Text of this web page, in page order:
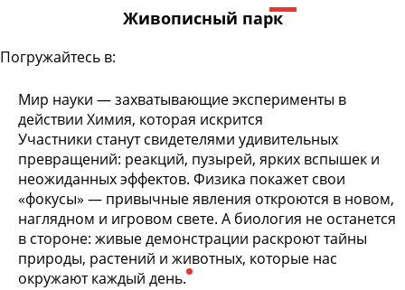
Живописный парк
Погружайтесь в:
Мир науки — захватывающие эксперименты в
действии Химия, которая искрится
Участники станут свидетелями удивительных
превращений: реакций, пузырей, ярких вспышек и
неожиданных эффектов. Физика покажет свои
«фокусы» — привычные явления откроются в новом,
наглядном и игровом свете. А биология не останется
в стороне: живые демонстрации раскроют тайны
природы, растений и животных, которые нас
окружают каждый день.